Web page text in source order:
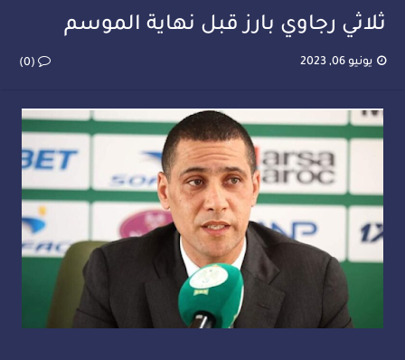
ثلاثي رجاوي بارز قبل نهاية الموسم
يونيو 06, 2023 (0)